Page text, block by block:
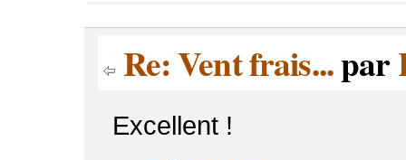
Re: Vent frais...par
Excellent !